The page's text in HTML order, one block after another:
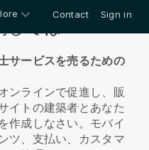
Contact Sign in
サービスを売るための
ンラインで促進し、販
イトの建築者とあなた
作成しなさい。 モバイ
ツ、支払い、カスタマ